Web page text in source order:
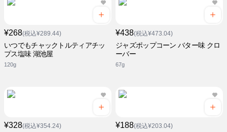
¥268(税込¥289.44)
いつでもチャックトルティアチッ
プス塩味 湖池屋
120g
¥438(税込¥473.04)
ジャズポップコーン バター味 クロ
ーバー
67g
¥328(税込¥354.24) ¥188(税込¥203.04)